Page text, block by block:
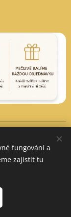
fungování a
zajistit tu